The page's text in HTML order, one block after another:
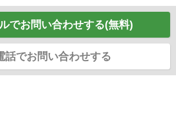
でお問い合わせする(無料)
話でお問い合わせする